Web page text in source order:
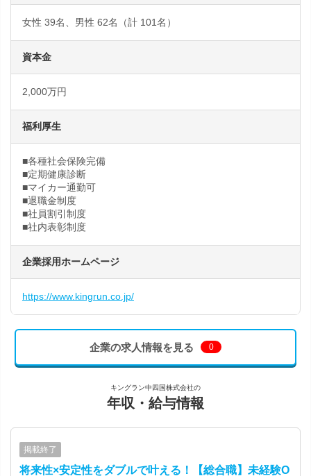
女性 39名、男性 62名（計 101名）
資本金
2,000万円
福利厚生
■各種社会保険完備
■定期健康診断
■マイカー通勤可
■退職金制度
■社員割引制度
■社内表彰制度
企業採用ホームページ
https://www.kingrun.co.jp/
企業の求人情報を見る 0
キングラン中四国株式会社の
年収・給与情報
掲載終了
将来性×安定性をダブルで叶える！【総合職】未経験O